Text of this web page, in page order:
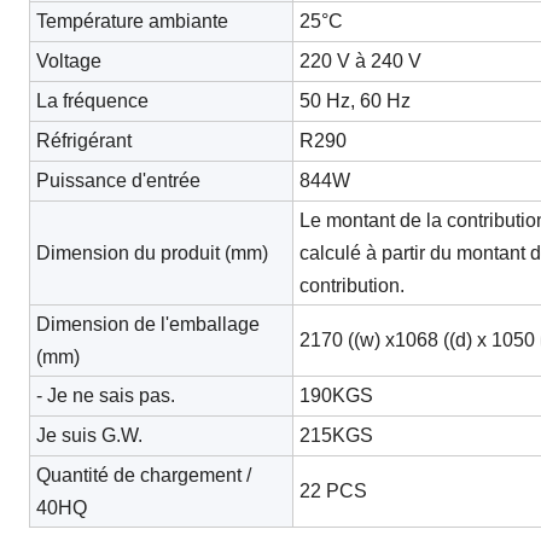
Température ambiante
25°C
Voltage
220 V à 240 V
La fréquence
50 Hz, 60 Hz
Réfrigérant
R290
Puissance d'entrée
844W
Dimension du produit (mm)
Le montant de la
calculé à partir du montant
contribution.
Dimension de l'emballage
(mm)
2170 ((w) x1068 ((d) x 1050
- Je ne sais pas.
190KGS
Je suis G.W.
215KGS
Quantité de chargement /
40HQ
22 PCS